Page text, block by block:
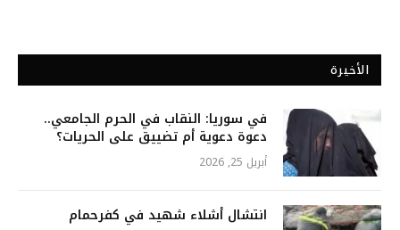
الأخيرة
في سوريا: النقاب في الحرم الجامعي..
دعوة دعوية أم تضييق على الحريات؟
أبريل 25, 2026
انتشال أشلاء شهيد في كفرحمام